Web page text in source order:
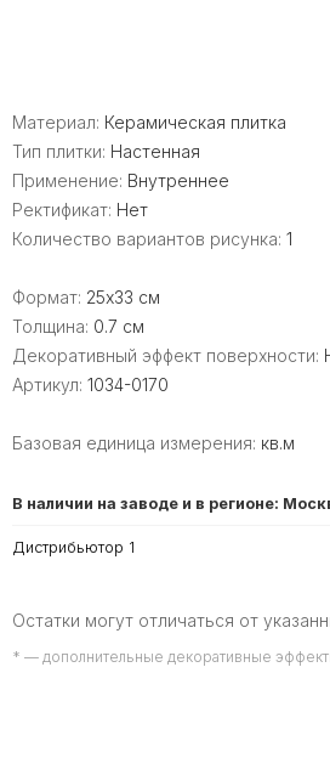
Материал: Керамическая плитка
Тип плитки: Настенная
Применение: Внутреннее
Ректификат: Нет
Количество вариантов рисунка: 1
Формат: 25x33 см
Толщина: 0.7 см
Декоративный эффект поверхности:
Артикул: 1034-0170
Базовая единица измерения: кв.м
В наличии на заводе и в регионе:
Дистрибьютор 1
Остатки могут отличаться от
* — дополнительные декоративные